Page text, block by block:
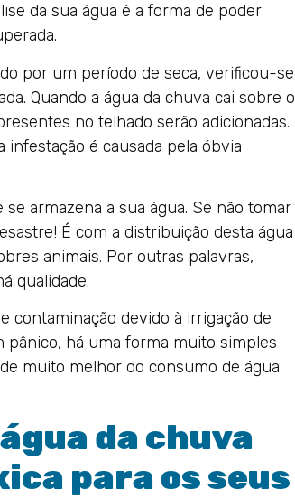
da sua água é a forma de poder
por um período de seca, verificou-se
Quando a água da chuva cai sobre o
no telhado serão adicionadas.
é causada pela óbvia
armazena a sua água. Se não tomar
É com a distribuição desta água
animais. Por outras palavras,
qualidade.
contaminação devido à irrigação de
pânico, há uma forma muito simples
muito melhor do consumo de água
da chuva
para os seus